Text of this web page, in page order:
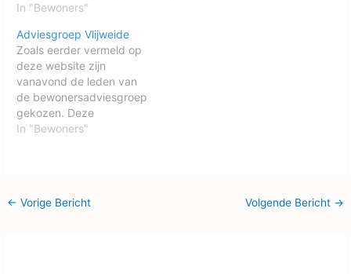
heeft een nationale
gevolgd. Gelet op de
waarde van deze
overheidsopdracht, die
namelijk boven het
Europese drempelbedrag
uitkomt, dient de
aanbesteding Europees in
gemeente de…
In "Bewoners"
Adviesgroep Vlijweide
Zoals eerder vermeld op
deze website zijn
vanavond de leden van
de bewonersadviesgroep
gekozen. Deze
adviesgroep wordt
(scholencluster
In "Bewoners"
← Vorige Bericht Volgende Bericht →